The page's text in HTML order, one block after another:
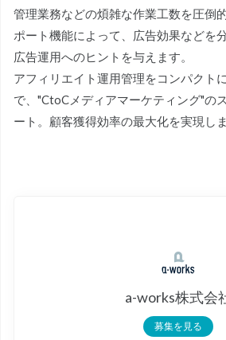
管理業務などの煩雑な作業工数を圧倒
ポート機能によって、広告効果などを
広告運用へのヒントを与えます。
アフィリエイト運用管理をコンパクト
で、"CtoCメディアマーケティング"の
ート。顧客獲得効率の最大化を実現しま
a-works株式会
募集を見る